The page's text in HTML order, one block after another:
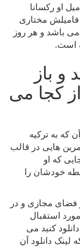
او رکسانا
مختاری
باشد و هر روز
است.
و باز
کجا می
که به ترکیه
هایی در قالب
که او
خودشان را
فضای مجازی و در
استقبال
کنید می
لینک دانلود آن